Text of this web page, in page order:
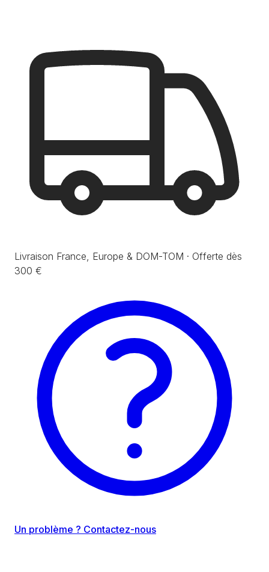
Livraison France, Europe & DOM-TOM · Offerte dès
300 €
Un problème ? Contactez-nous